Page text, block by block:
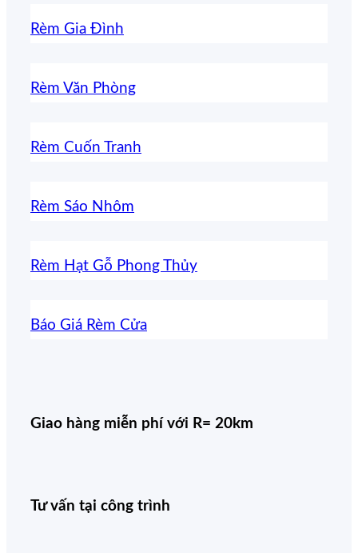
Rèm Gia Đình
Rèm Văn Phòng
Rèm Cuốn Tranh
Rèm Sáo Nhôm
Rèm Hạt Gỗ Phong Thủy
Báo Giá Rèm Cửa
Giao hàng miễn phí với R= 20km
Tư vấn tại công trình